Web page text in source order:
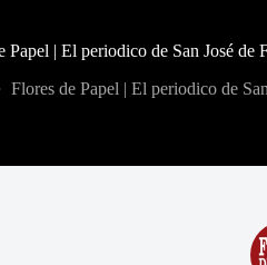
Papel | El periodico de San José de
Flores de Papel | El periodico de